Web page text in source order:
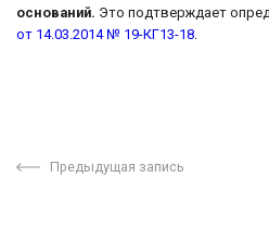
оснований. Это подтверждает
от 14.03.2014 № 19-КГ13-18
Предыдущая запись